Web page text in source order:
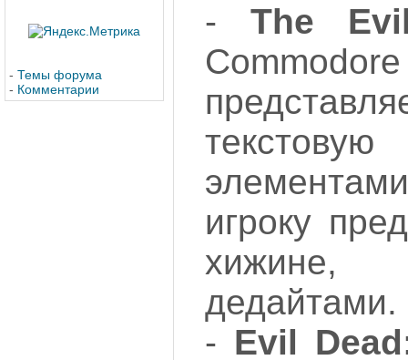
- Темы форума
- Комментарии
- The
игроку
дедайтами.
- Evil